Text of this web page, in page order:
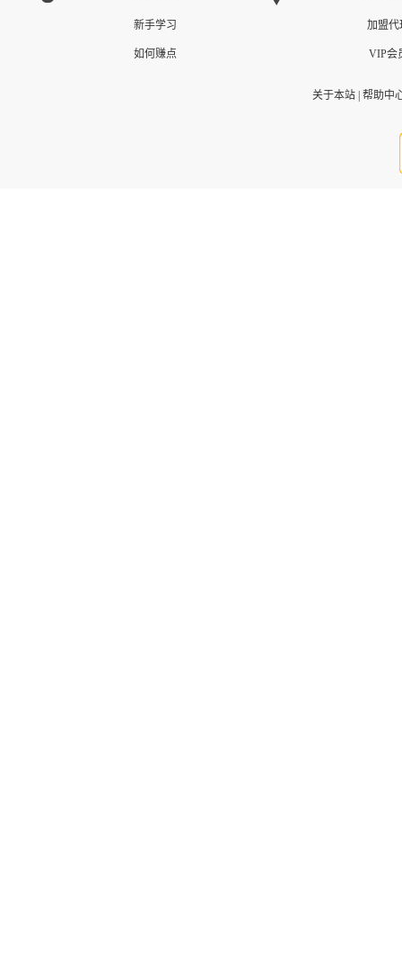
新手学习
如何赚点
加盟代
VIP会
关于本站| 帮助中